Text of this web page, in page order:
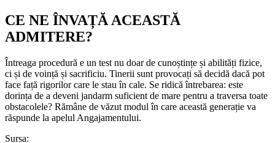
CE NE ÎNVAȚĂ ACEASTĂ
ADMITERE?
Întreaga procedură e un test nu doar de cunoștințe și abilități fizice,
ci și de voință și sacrificiu. Tinerii sunt provocați să decidă dacă pot
face față rigorilor care le stau în cale. Se ridică întrebarea: este
dorința de a deveni jandarm suficient de mare pentru a traversa toate
obstacolele? Rămâne de văzut modul în care această generație va
răspunde la apelul Angajamentului.
Sursa: